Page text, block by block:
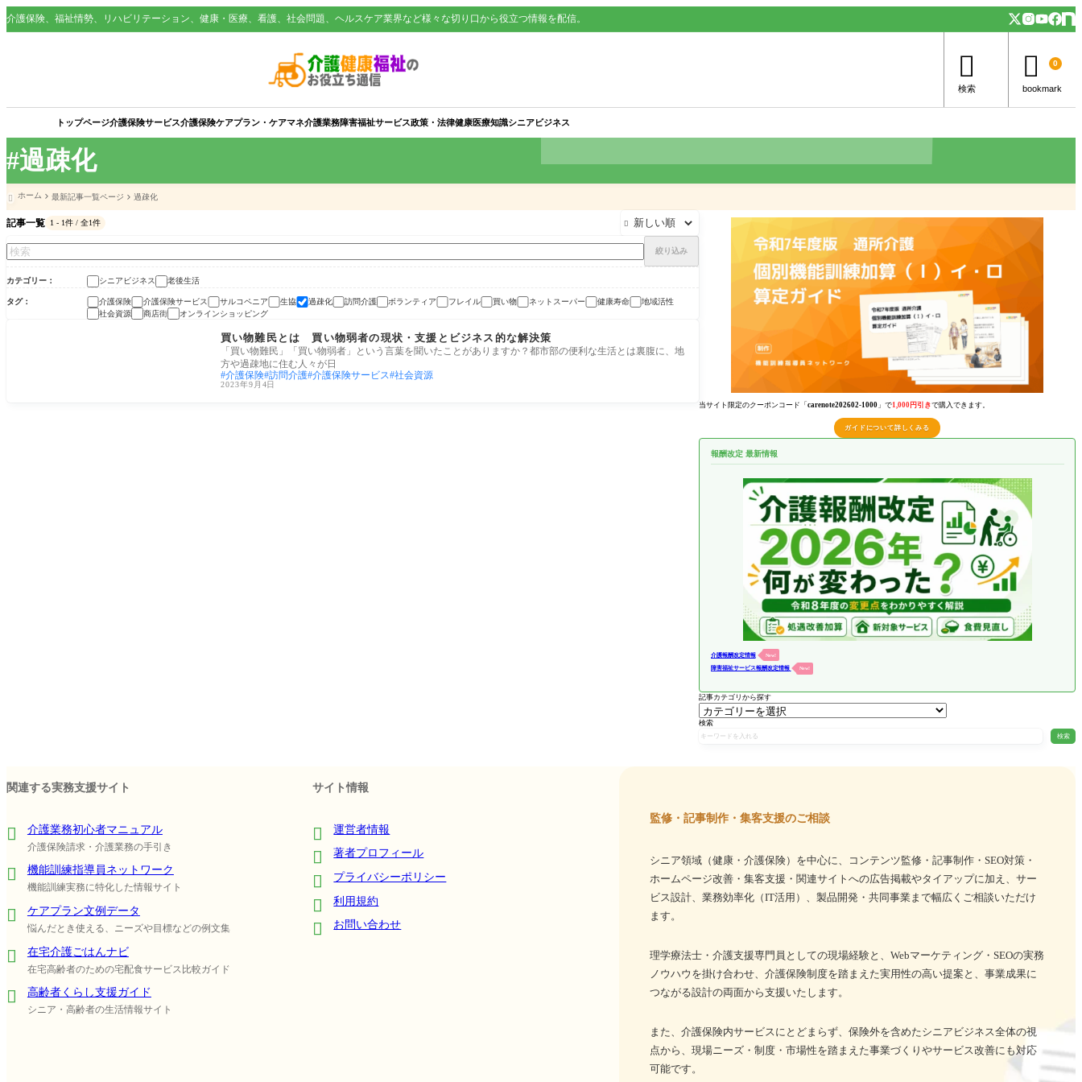
#過疎化
介護保険、福祉情勢、リハビリテーション、健康・医療、看護、社会問題、ヘルスケア業界など様々な切り口から役立つ情報を配信。
トップページ介護保険サービス介護保険ケアプラン・ケアマネ介護業務障害福祉サービス政策・法律健康医療知識シニアビジネス

検索
 0
bookmark
 ホーム 最新記事一覧ページ 過疎化
記事一覧 1 - 1件 / 全1件 
絞り込み
カテゴリー シニアビジネス 老後生活
タグ 介護保険 介護保険サービス サルコペニア 生協 過疎化 訪問介護 ボランティア フレイル 買い物 ネットスーパー 健康寿命
地域活性
社会資源
商店街 オンラインショッピング
老後生活
買い物難民とは 買い物弱者の現状・支援とビジネス的な解決策
「買い物難民」「買い物弱者」という言葉を聞いたことがありますか？都市部の便利な生活とは裏腹に、地
方や過疎地に住む人々が日
介護保険 訪問介護 介護保険サービス 社会資源
2023年9月4日
当サイト限定のクーポンコード「 carenote202602-1000 」で1,000円引きで購入できます。
ガイドについて詳しくみる
報酬改定 最新情報
介護報酬改定情報 New!
障害福祉サービス報酬改定情報 New!
記事カテゴリから探す
検索
検索
関連する実務支援サイト
介護業務初心者マニュアル
介護保険請求・介護業務の手引き
機能訓練指導員ネットワーク
機能訓練実務に特化した情報サイト
ケアプラン文例データ
悩んだとき使える、ニーズや目標などの例文集
在宅介護ごはんナビ
在宅高齢者のための宅配食サービス比較ガイド
高齢者くらし支援ガイド
シニア・高齢者の生活情報サイト
サイト情報
運営者情報
著者プロフィール
プライバシーポリシー
利用規約
お問い合わせ
監修・記事制作・集客支援のご相談
シニア領域（健康・介護保険）を中心に、コンテンツ監修・記事制作・SEO対策・
ホームページ改善・集客支援・関連サイトへの広告掲載やタイアップに加え、サー
ビス設計、業務効率化（IT活用）、製品開発・共同事業まで幅広くご相談いただけ
ます。
理学療法士・介護支援専門員としての現場経験と、Webマーケティング・SEOの実務
ノウハウを掛け合わせ、介護保険制度を踏まえた実用性の高い提案と、事業成果に
つながる設計の両面から支援いたします。
また、介護保険内サービスにとどまらず、保険外を含めたシニアビジネス全体の視
点から、現場ニーズ・制度・市場性を踏まえた事業づくりやサービス改善にも対応
可能です。